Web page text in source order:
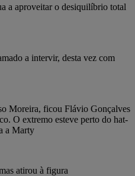
a aproveitar o desiquilíbrio total
a intervir, desta vez com
Moreira, ficou Flávio Gonçalves
O extremo esteve perto do hat-
a Marty
atirou à figura